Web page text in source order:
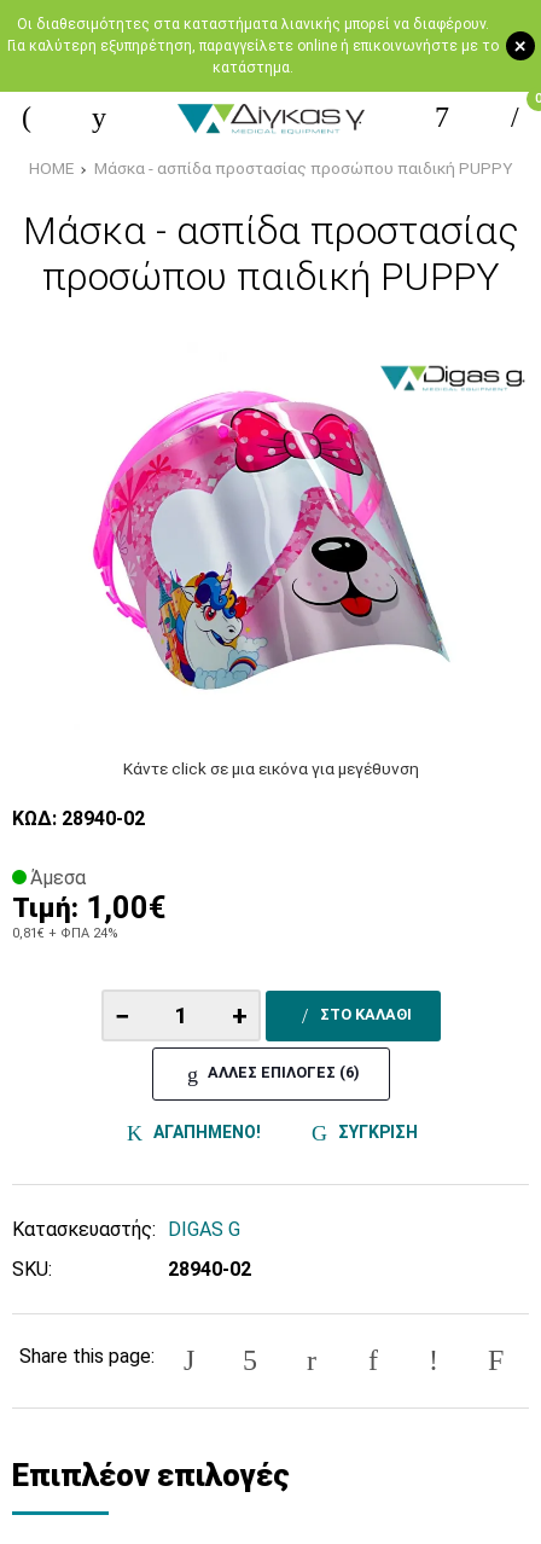
+
Oι διαθεσιμότητες στα καταστήματα λιανικής μπορεί να διαφέρουν.
Για καλύτερη εξυπηρέτηση, παραγγείλετε online ή επικοινωνήστε με το
κατάστημα.
0
HOME Μάσκα - ασπίδα προστασίας προσώπου παιδική PUPPY
Μάσκα - ασπίδα προστασίας
προσώπου παιδική PUPPY
Κάντε click σε μια εικόνα για μεγέθυνση
ΚΩΔ: 28940-02
Άμεσα
Τιμή: 1,00€
0,81€ + ΦΠΑ 24%
− + ΣΤΟ ΚΑΛΑΘΙ
ΑΛΛΕΣ ΕΠΙΛΟΓΕΣ (6)
ΑΓΑΠΗΜΕΝΟ! ΣΥΓΚΡΙΣΗ
Κατασκευαστής:
DIGAS G
SKU:
28940-02
Share this page:
Επιπλέον επιλογές